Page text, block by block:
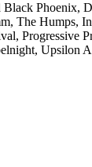
Phoenix,
The Humps,
Progressive
Upsilon